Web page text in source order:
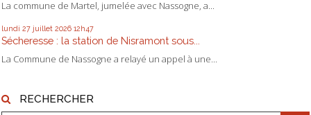
La commune de Martel, jumelée avec Nassogne, a...
lundi 27 juillet 2026 12h47
Sécheresse : la station de Nisramont sous...
La Commune de Nassogne a relayé un appel à une...
RECHERCHER